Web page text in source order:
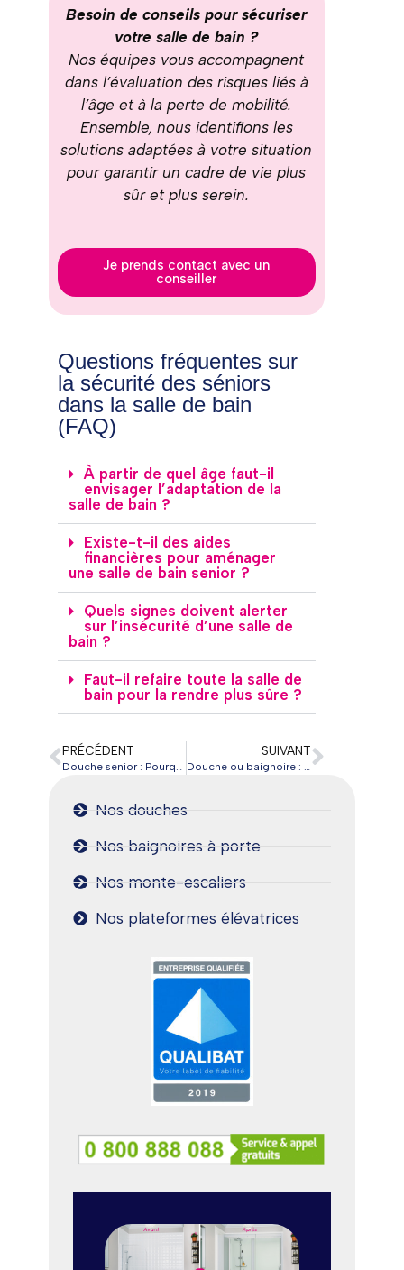
Besoin de conseils pour sécuriser
votre salle de bain ?
Nos équipes vous accompagnent
dans l’évaluation des risques liés à
l’âge et à la perte de mobilité.
Ensemble, nous identifions les
solutions adaptées à votre situation
pour garantir un cadre de vie plus
sûr et plus serein.
Je prends contact avec un
conseiller
Questions fréquentes sur
la sécurité des séniors
dans la salle de bain
(FAQ)
À partir de quel âge faut-il
envisager l’adaptation de la
salle de bain ?
Existe-t-il des aides
financières pour aménager
une salle de bain senior ?
Quels signes doivent alerter
sur l’insécurité d’une salle de
bain ?
Faut-il refaire toute la salle de
bain pour la rendre plus sûre ?
PRÉCÉDENT SUIVANT
Nos douches
Nos baignoires à porte
Nos monte-escaliers
Nos plateformes élévatrices